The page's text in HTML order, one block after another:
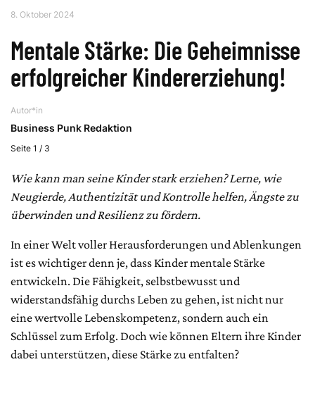
8. Oktober 2024
Mentale Stärke: Die Geheimnisse
erfolgreicher Kindererziehung!
Autor*in
Business Punk Redaktion
Seite 1 / 3
Wie kann man seine Kinder stark erziehen? Lerne, wie
Neugierde, Authentizität und Kontrolle helfen, Ängste zu
überwinden und Resilienz zu fördern.
In einer Welt voller Herausforderungen und Ablenkungen
ist es wichtiger denn je, dass Kinder mentale Stärke
entwickeln. Die Fähigkeit, selbstbewusst und
widerstandsfähig durchs Leben zu gehen, ist nicht nur
eine wertvolle Lebenskompetenz, sondern auch ein
Schlüssel zum Erfolg. Doch wie können Eltern ihre Kinder
dabei unterstützen, diese Stärke zu entfalten?